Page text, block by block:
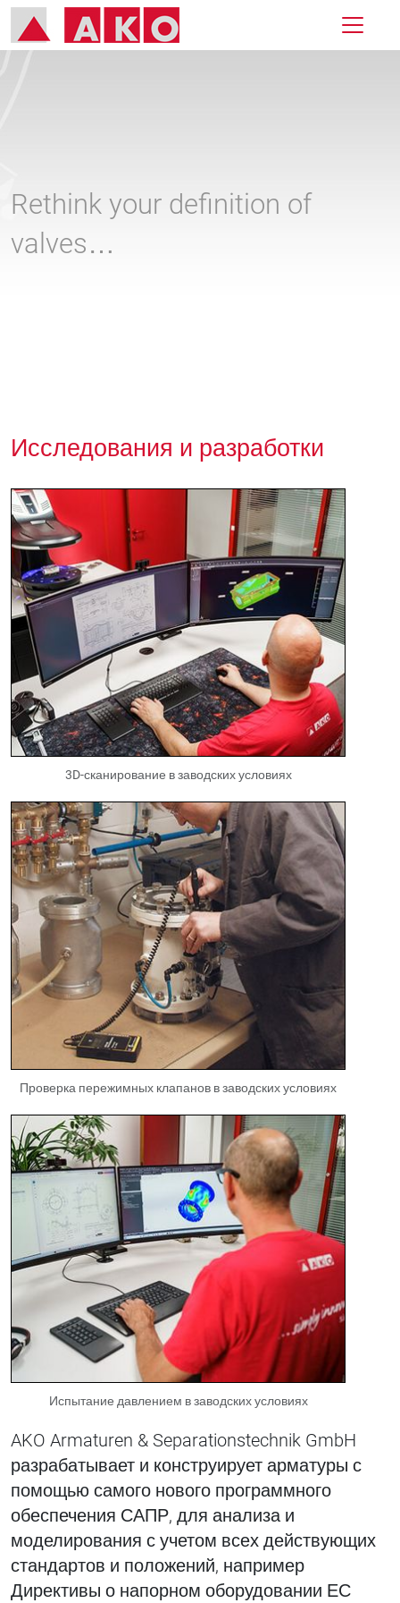
Rethink your definition of
valves…
Исследования и разработки
3D-сканирование в заводских условиях
Проверка пережимных клапанов в заводских условиях
Испытание давлением в заводских условиях
AKO Armaturen & Separationstechnik GmbH
разрабатывает и конструирует арматуры с
помощью самого нового программного
обеспечения САПР, для анализа и
моделирования с учетом всех действующих
стандартов и положений, например
Директивы о напорном оборудовании ЕС